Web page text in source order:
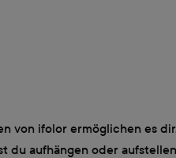
ifolor ermöglichen es
du aufhängen oder